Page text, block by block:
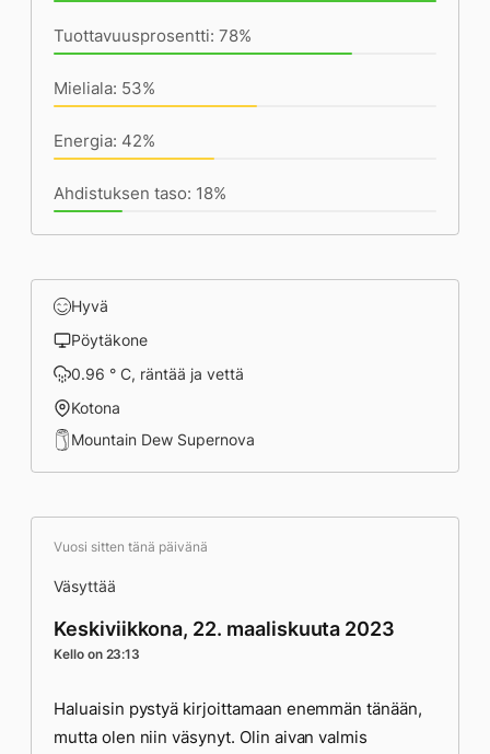
Tuottavuusprosentti: 78%
Mieliala: 53%
Energia: 42%
Ahdistuksen taso: 18%
Hyvä
Pöytäkone
0.96 ° C, räntää ja vettä
Kotona
Mountain Dew Supernova
Vuosi sitten tänä päivänä
Väsyttää
Keskiviikkona, 22. maaliskuuta 2023
Kello on 23:13
Haluaisin pystyä kirjoittamaan enemmän tänään,
mutta olen niin väsynyt. Olin aivan valmis